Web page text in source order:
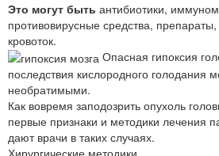
Это могут быть антибиотики,
противовирусные средства,
кровоток.
Опасная гипоксия
последствия кислородного голодания
необратимыми.
Как вовремя заподозрить опухоль
первые признаки и методики лечения
дают врачи в таких случаях.